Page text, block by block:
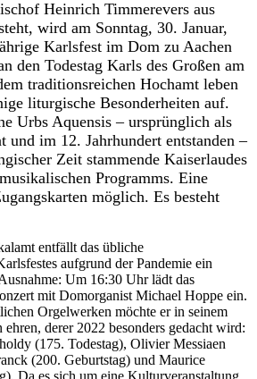
Heinrich Timmerevers aus
wird am Sonntag, 30. Januar,
Karlsfest im Dom zu Aachen
den Todestag Karls des Großen am
traditionsreichen Hochamt leben
liturgische Besonderheiten auf.
Urbs Aquensis – ursprünglich als
und im 12. Jahrhundert entstanden –
Zeit stammende Kaiserlaudes
Programms. Eine
möglich. Es besteht
entfällt das übliche
aufgrund der Pandemie ein
Um 16:30 Uhr lädt das
mit Domorganist Michael Hoppe ein.
Orgelwerken möchte er in seinem
derer 2022 besonders gedacht wird:
(175. Todestag), Olivier Messiaen
(200. Geburtstag) und Maurice
Da es sich um eine Kulturveranstaltung